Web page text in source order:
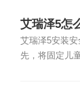
艾瑞泽5怎
艾瑞泽5安装
先，将固定儿